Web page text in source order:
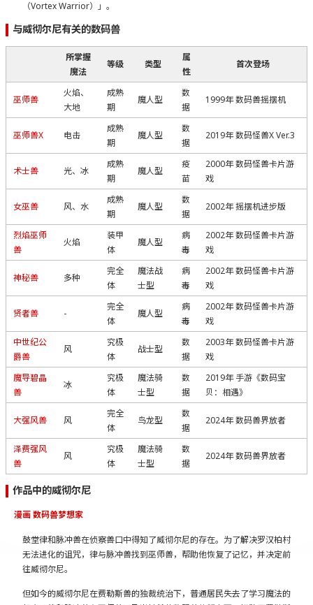
（Vortex Warrior）」。
与威彻尔尼有关的数码兽
所掌握
魔法
等级 类型
属
性
首次登场
巫师兽
火焰、
大地
成熟
期
魔人型
数
据
1999年 数码兽摇摆机
巫师兽X 电击
成熟
期
魔人型
数
据
2019年 数码怪兽X Ver.3
术士兽 光、冰
成熟
期
魔人型
疫
苗
2000年 数码怪兽卡片游
戏
女巫兽 风、水
成熟
期
魔人型
数
据
2002年 摇摆机进步版
烈焰巫师
兽
火焰
装甲
体
魔人型
病
毒
2002年 数码怪兽卡片游
戏
神秘兽 多种
完全
体
魔法战
士型
病
毒
2002年 数码怪兽卡片游
戏
贤者兽 -
完全
体
魔人型
病
毒
2002年 数码怪兽卡片游
戏
中世纪公
爵兽
风
究极
体
战士型
数
据
2003年 数码怪兽卡片游
戏
魔导碧晶
兽
冰
究极
体
魔法骑
士型
数
据
2019年 手游《数码宝
贝：相遇》
大强风兽 风
完全
体
鸟龙型
数
据
2024年 数码兽界放者
泽费强风
兽
风
究极
体
魔法骑
士型
数
据
2024年 数码兽界放者
作品中的威彻尔尼
漫画 数码兽梦想家
鼓堂律和脉冲兽在侦察兽口中得知了威彻尔尼的存在。为了解决罗汉柏村
无法进化的诅咒，律与脉冲兽找到巫师兽，帮助他恢复了记忆，并决定前
往威彻尔尼。
但如今的威彻尔尼在费勒斯兽的独裁统治下，普通居民失去了学习魔法的